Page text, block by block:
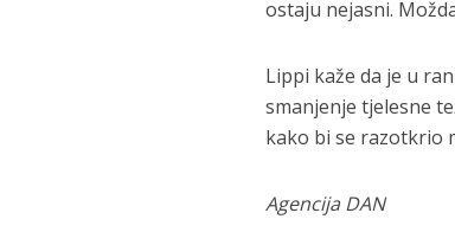
ostaju nejasni.
Lippi kaže da je u
smanjenje tjelesne
kako bi se razotkrio
Agencija DAN